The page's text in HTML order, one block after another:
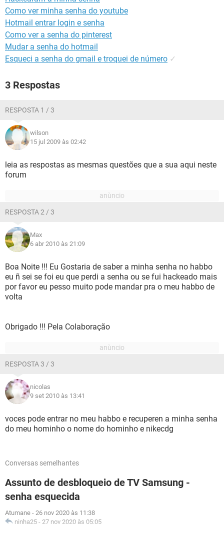
Como ver minha senha do youtube
Hotmail entrar login e senha
Como ver a senha do pinterest
Mudar a senha do hotmail
Esqueci a senha do gmail e troquei de número ✓
3 Respostas
RESPOSTA 1 / 3
wilson
15 jul 2009 às 02:42
leia as respostas as mesmas questões que a sua aqui neste
forum
RESPOSTA 2 / 3
Max
6 abr 2010 às 21:09
Boa Noite !!! Eu Gostaria de saber a minha senha no habbo
eu ñ sei se foi eu que perdi a senha ou se fui hackeado mais
por favor eu pesso muito pode mandar pra o meu habbo de
volta
Obrigado !!! Pela Colaboração
RESPOSTA 3 / 3
nicolas
9 set 2010 às 13:41
voces pode entrar no meu habbo e recuperen a minha senha
do meu hominho o nome do hominho e nikecdg
Conversas semelhantes
Assunto de desbloqueio de TV Samsung -
senha esquecida
Atumane - 26 nov 2020 às 11:38
ninha25 - 27 nov 2020 às 05:05